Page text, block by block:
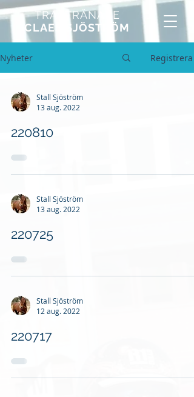
TRAVTRÄNARE
CLAES SJÖSTRÖM
Nyheter Registrera
Stall Sjöström
13 aug. 2022
220810
Stall Sjöström
13 aug. 2022
220725
Stall Sjöström
12 aug. 2022
220717